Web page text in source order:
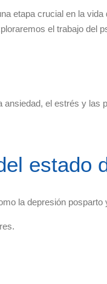
etapa crucial en la
el trabajo del
el estrés y
estado
la depresión posparto